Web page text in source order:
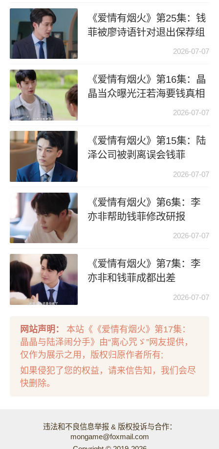
《爱情有烟火》第25集：钱
菲被廖诗语针对退出保荐组
2026-07-07
《爱情有烟火》第16集：晶
晶当众曝光汪若海要钱真相
2026-07-07
《爱情有烟火》第15集：陆
泽公司被剥离误会钱菲
2026-07-07
《爱情有烟火》第6集：李
亦非帮助钱菲修改研报
2026-07-07
《爱情有烟火》第7集：李
亦非和钱菲成都出差
2026-07-07
网站声明：
本站《《爱情有烟火》第17集：
晶晶与陆泽闹分手》由“离心咒ゞ”网友提供，
仅作为展示之用，版权归原作者所有;
如果侵犯了您的权益，请来信告知，我们会尽
快删除。
违法和不良信息举报 & 版权投诉与合作：
mongame@foxmail.com